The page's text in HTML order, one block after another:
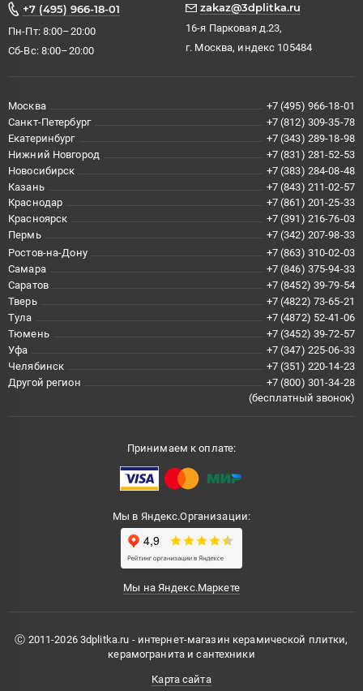
+7 (495) 966-18-01
Пн-Пт: 8:00–20:00
Сб-Вс: 8:00–20:00
zakaz@3dplitka.ru
16-я Парковая д.23,
г. Москва, индекс 105484
Москва
+7 (495) 966-18-01
Санкт-Петербург
+7 (812) 309-35-78
Екатеринбург
+7 (343) 289-18-98
Нижний Новгород
+7 (831) 281-52-53
Новосибирск
+7 (383) 284-08-48
Казань
+7 (843) 211-02-57
Краснодар
+7 (861) 201-25-33
Красноярск
+7 (391) 216-76-03
Пермь
+7 (342) 207-98-33
Ростов-на-Дону
+7 (863) 310-02-03
Самара
+7 (846) 375-94-33
Саратов
+7 (8452) 39-79-54
Тверь
+7 (4822) 73-65-21
Тула
+7 (4872) 52-41-06
Тюмень
+7 (3452) 39-72-57
Уфа
+7 (347) 225-06-33
Челябинск
+7 (351) 220-14-23
Другой регион
+7 (800) 301-34-28
(бесплатный звонок)
Принимаем к оплате:
Мы в Яндекс.Организации:
Мы на Яндекс.Маркете
Ⓒ 2011-2026 3dplitka.ru - интернет-магазин керамической плитки,
керамогранита и сантехники
Карта сайта